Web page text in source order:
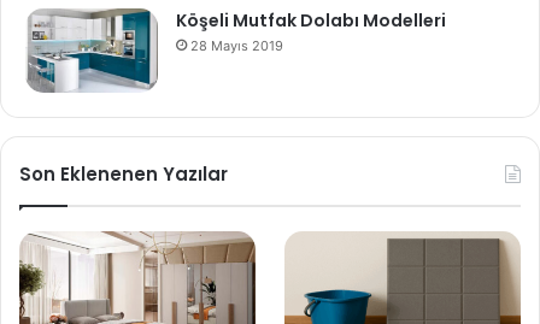
Köşeli Mutfak Dolabı Modelleri
28 Mayıs 2019
Son Eklenenen Yazılar